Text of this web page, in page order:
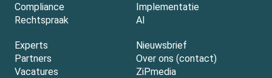
Compliance
Rechtspraak
Implementatie
AI
Experts
Partners
Vacatures
Nieuwsbrief
Over ons (contact)
ZiPmedia